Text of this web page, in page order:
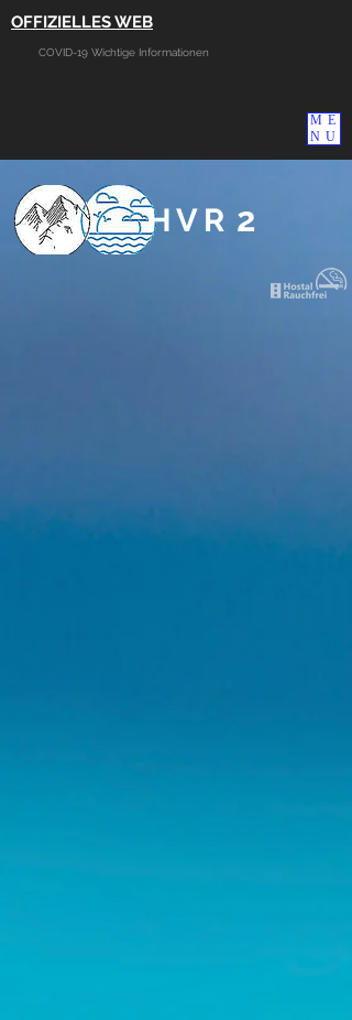
HVR 2
OFFIZIELLES WEB
COVID-19 Wichtige Informationen
ME
NU